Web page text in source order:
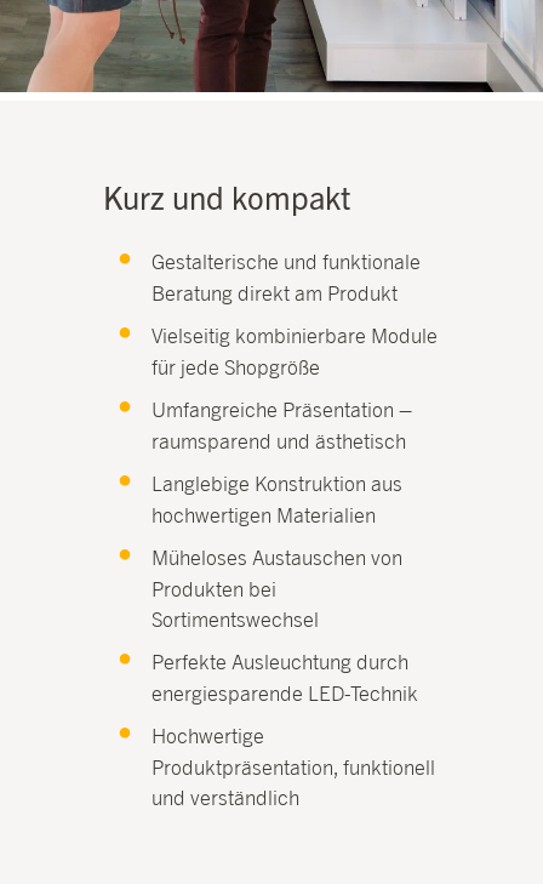
Kurz und kompakt
Gestalterische und funktionale
Beratung direkt am Produkt
Vielseitig kombinierbare Module
für jede Shopgröße
Umfangreiche Präsentation –
raumsparend und ästhetisch
Langlebige Konstruktion aus
hochwertigen Materialien
Müheloses Austauschen von
Produkten bei
Sortimentswechsel
Perfekte Ausleuchtung durch
energiesparende LED-Technik
Hochwertige
Produktpräsentation, funktionell
und verständlich